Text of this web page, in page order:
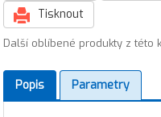
Tisknout
Další oblíbené produkty z této
Popis Parametry